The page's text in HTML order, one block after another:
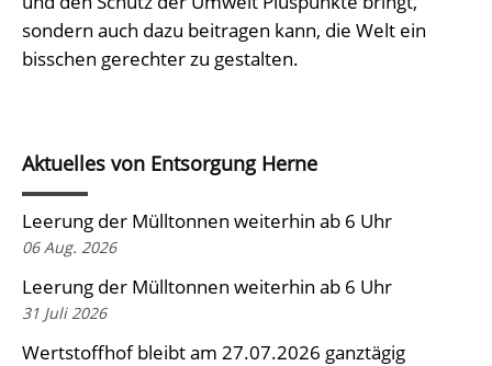
sondern auch dazu beitragen kann, die Welt ein
bisschen gerechter zu gestalten.
Aktuelles von Entsorgung Herne
Leerung der Mülltonnen weiterhin ab 6 Uhr
06 Aug. 2026
Leerung der Mülltonnen weiterhin ab 6 Uhr
31 Juli 2026
Wertstoffhof bleibt am 27.07.2026 ganztägig